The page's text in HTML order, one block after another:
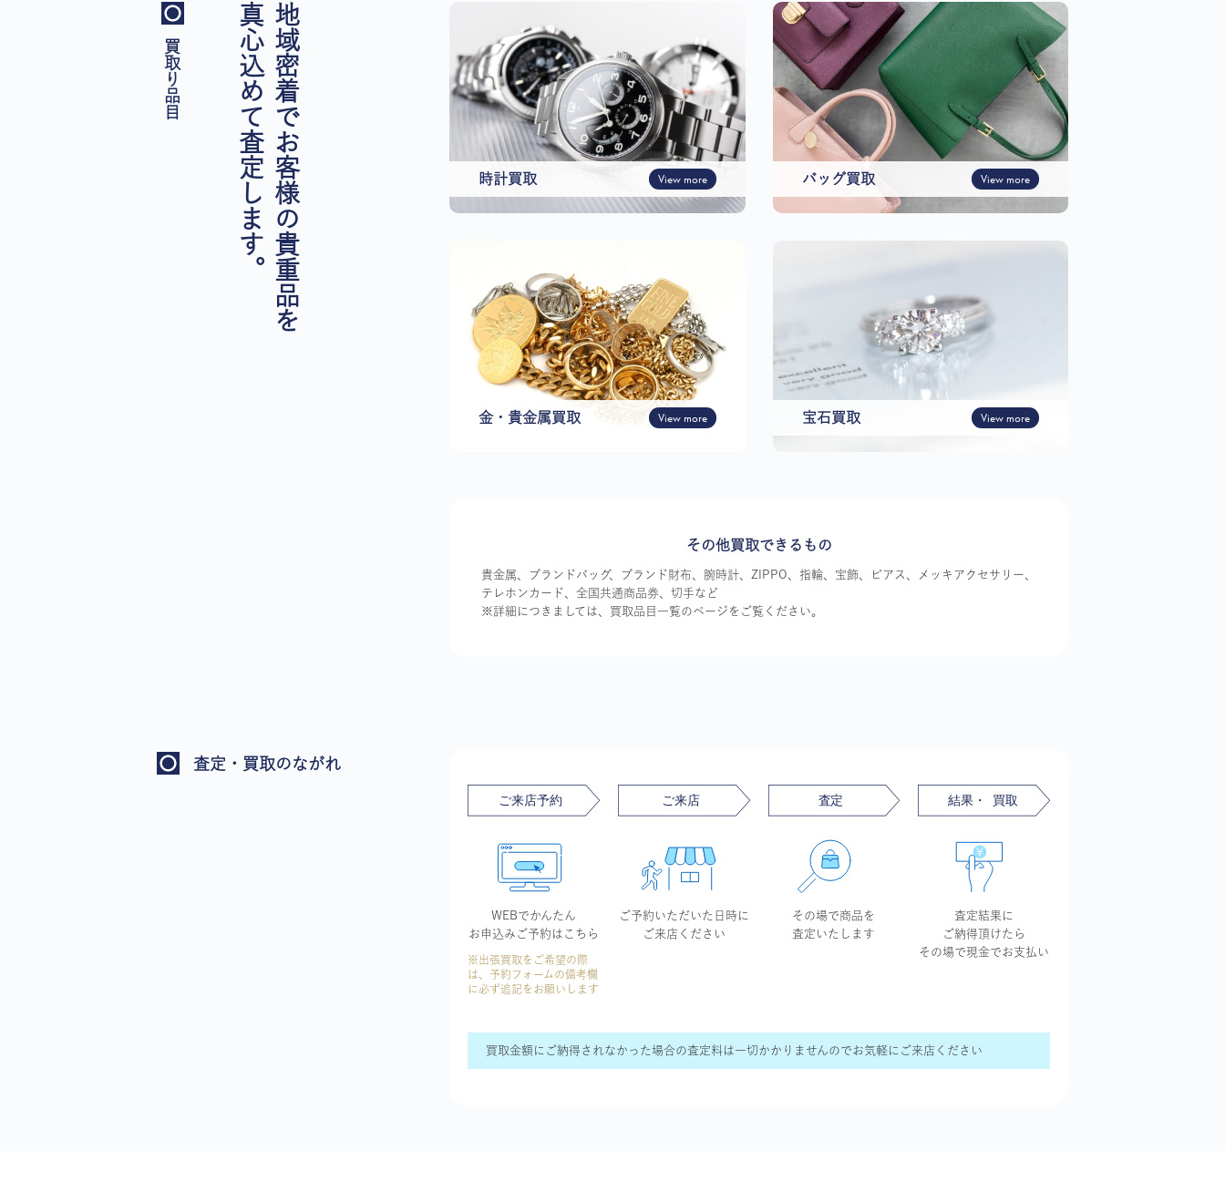
買取り品目 地域密着でお客様の貴重品を
真心込めて査定します。 時計買取 View more バッグ買取 View more
金・貴金属買取 View more 宝石買取 View more
その他買取できるもの
貴金属、ブランドバッグ、ブランド財布、腕時計、ZIPPO、指輪、宝飾、ピアス、メッキアクセサリー、
テレホンカード、全国共通商品券、切手など
※詳細につきましては、買取品目一覧のページをご覧ください。
査定・買取のながれ
WEBでかんたん
お申込み ご予約はこちら
※出張買取をご希望の際
は、予約フォームの備考欄
に必ず追記をお願いします
ご予約いただいた 日時に
ご来店ください
その場で商品を
査定いたします
査定結果に
ご納得頂けたら
その場で現金でお支払い
買取金額にご納得されなかった場合の査定料は一切かかりませんのでお気軽にご来店ください